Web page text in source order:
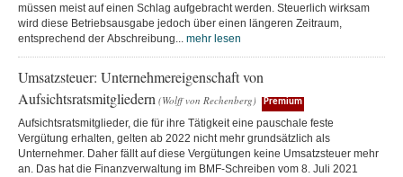
müssen meist auf einen Schlag aufgebracht werden. Steuerlich wirksam
wird diese Betriebsausgabe jedoch über einen längeren Zeitraum,
entsprechend der Abschreibung... mehr lesen
Umsatzsteuer: Unternehmereigenschaft von
Aufsichtsratsmitgliedern (Wolff von Rechenberg) Premium
Aufsichtsratsmitglieder, die für ihre Tätigkeit eine pauschale feste
Vergütung erhalten, gelten ab 2022 nicht mehr grundsätzlich als
Unternehmer. Daher fällt auf diese Vergütungen keine Umsatzsteuer mehr
an. Das hat die Finanzverwaltung im BMF-Schreiben vom 8. Juli 2021